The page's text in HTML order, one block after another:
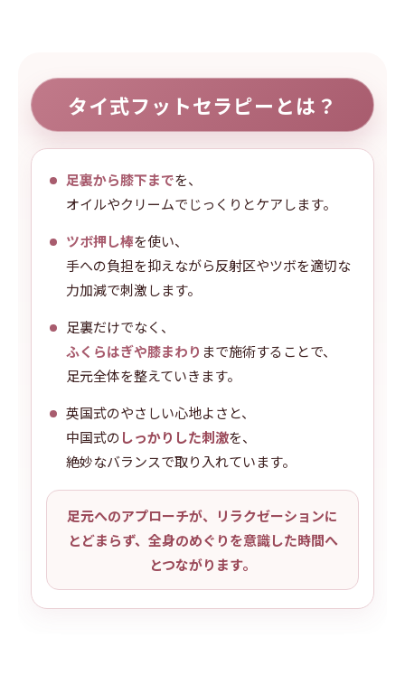
タイ式フットセラピーとは？
足裏から膝下までを、
オイルやクリームでじっくりとケアします。
ツボ押し棒を使い、
手への負担を抑えながら反射区やツボを適切な
力加減で刺激します。
足裏だけでなく、
ふくらはぎや膝まわり まで施術することで、
足元全体を整えていきます。
英国式のやさしい心地よさと、
中国式のしっかりした刺激を、
絶妙なバランスで取り入れています。
足元へのアプローチが、リラクゼーションに
とどまらず、全身のめぐりを意識した時間へ
とつながります。